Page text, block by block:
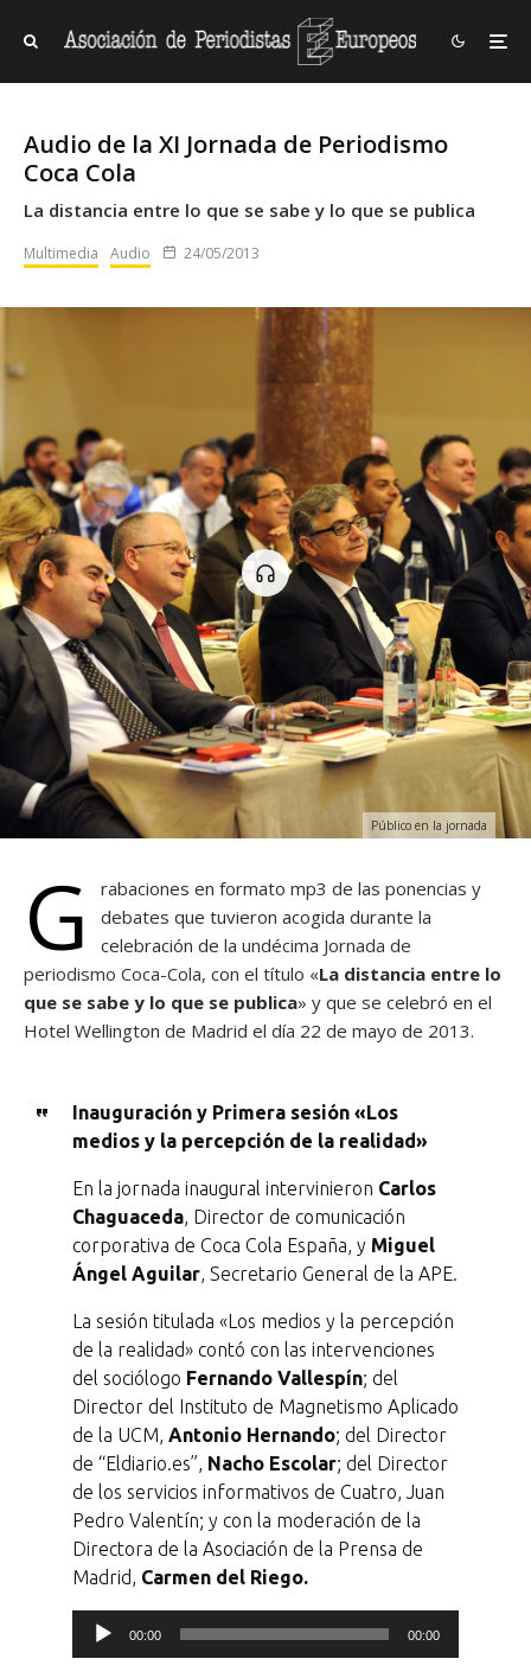
Audio de la XI Jornada de Periodismo
Coca Cola
La distancia entre lo que se sabe y lo que se publica
Multimedia Audio 24/05/2013
Público en la jornada
G
rabaciones en formato mp3 de las ponencias y
debates que tuvieron acogida durante la
celebración de la undécima Jornada de
periodismo Coca-Cola, con el título «La distancia entre lo
que se sabe y lo que se publica» y que se celebró en el
Hotel Wellington de Madrid el día 22 de mayo de 2013.
Inauguración y Primera sesión «Los
medios y la percepción de la realidad»
En la jornada inaugural intervinieron Carlos
Chaguaceda, Director de comunicación
corporativa de Coca Cola España, y Miguel
Ángel Aguilar, Secretario General de la APE.
La sesión titulada «Los medios y la percepción
de la realidad» contó con las intervenciones
del sociólogo Fernando Vallespín; del
Director del Instituto de Magnetismo Aplicado
de la UCM, Antonio Hernando; del Director
de “Eldiario.es”, Nacho Escolar; del Director
de los servicios informativos de Cuatro, Juan
Pedro Valentín; y con la moderación de la
Directora de la Asociación de la Prensa de
Madrid, Carmen del Riego.
e
00:00 00:00